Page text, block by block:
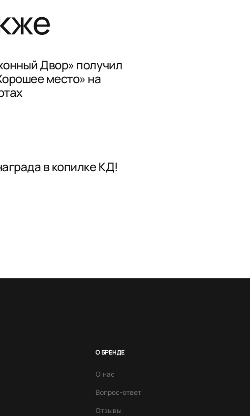
Двор» получил
место» на
в копилке КД!
О БРЕНДЕ
О нас
Вопрос-ответ
Отзывы